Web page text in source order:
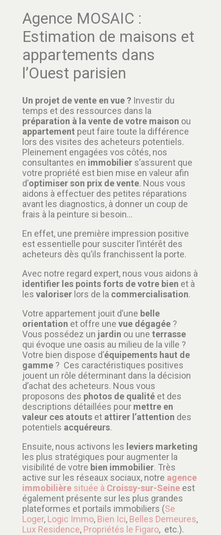
Agence MOSAIC :
Estimation de maisons et
appartements dans
l’Ouest parisien
Un projet de vente en vue ? Investir du
temps et des ressources dans la
préparation à la vente de votre maison ou
appartement peut faire toute la différence
lors des visites des acheteurs potentiels.
Pleinement engagées vos côtés, nos
consultantes en immobilier s’assurent que
votre propriété est bien mise en valeur afin
d’optimiser son prix de vente. Nous vous
aidons à effectuer des petites réparations
avant les diagnostics, à donner un coup de
frais à la peinture si besoin…
En effet, une première impression positive
est essentielle pour susciter l’intérêt des
acheteurs dès qu’ils franchissent la porte.
Avec notre regard expert, nous vous aidons à
identifier les points forts de votre bien et à
les valoriser lors de la commercialisation.
Votre appartement jouit d’une belle
orientation et offre une vue dégagée ?
Vous possédez un jardin ou une terrasse
qui évoque une oasis au milieu de la ville ?
Votre bien dispose d’équipements haut de
gamme ? Ces caractéristiques positives
jouent un rôle déterminant dans la décision
d’achat des acheteurs. Nous vous
proposons des photos de qualité et des
descriptions détaillées pour mettre en
valeur ces atouts et attirer l’attention des
potentiels acquéreurs.
Ensuite, nous activons les leviers marketing
les plus stratégiques pour augmenter la
visibilité de votre bien immobilier. Très
active sur les réseaux sociaux, notre agence
immobilière située à Croissy-sur-Seine est
également présente sur les plus grandes
plateformes et portails immobiliers (Se
Loger, Logic Immo, Bien Ici, Belles Demeures,
Lux Residence, Propriétés le Figaro, etc.).